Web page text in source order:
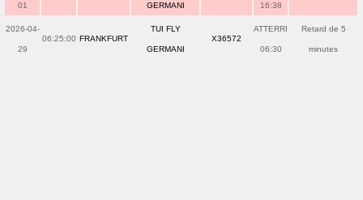
01 GERMANI 16:38
2026-04-
29
06:25:00 FRANKFURT
TUI FLY
GERMANI
X36572
ATTERRI
06:30
Retard de 5
minutes